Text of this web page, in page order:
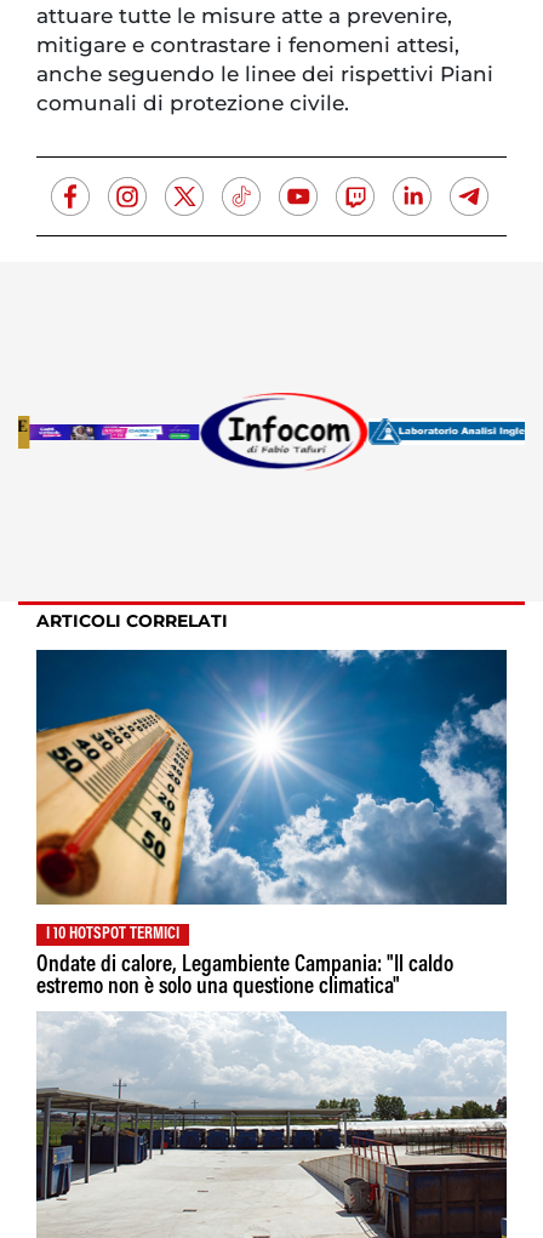
attuare tutte le misure atte a prevenire,
mitigare e contrastare i fenomeni attesi,
anche seguendo le linee dei rispettivi Piani
comunali di protezione civile.
ARTICOLI CORRELATI
I 10 HOTSPOT TERMICI
Ondate di calore, Legambiente Campania: "Il caldo
estremo non è solo una questione climatica"